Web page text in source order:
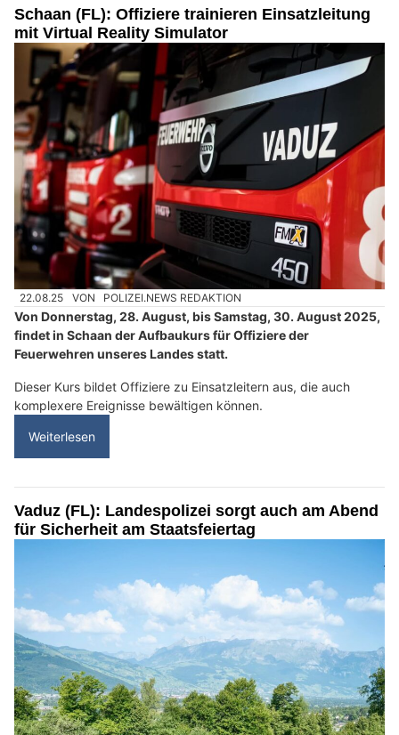
Schaan (FL): Offiziere trainieren Einsatzleitung
mit Virtual Reality Simulator
22.08.25 VON POLIZEI.NEWS REDAKTION
Von Donnerstag, 28. August, bis Samstag, 30. August 2025,
findet in Schaan der Aufbaukurs für Offiziere der
Feuerwehren unseres Landes statt.
Dieser Kurs bildet Offiziere zu Einsatzleitern aus, die auch
komplexere Ereignisse bewältigen können.
Weiterlesen
Vaduz (FL): Landespolizei sorgt auch am Abend
für Sicherheit am Staatsfeiertag